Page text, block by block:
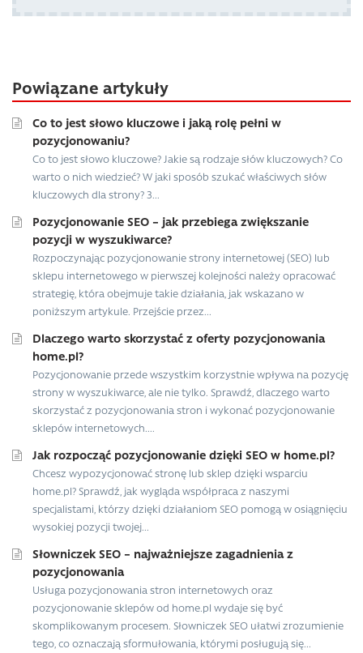
Powiązane artykuły
Co to jest słowo kluczowe i jaką rolę pełni w
pozycjonowaniu?
Co to jest słowo kluczowe? Jakie są rodzaje słów kluczowych? Co
warto o nich wiedzieć? W jaki sposób szukać właściwych słów
kluczowych dla strony? 3...
Pozycjonowanie SEO – jak przebiega zwiększanie
pozycji w wyszukiwarce?
Rozpoczynając pozycjonowanie strony internetowej (SEO) lub
sklepu internetowego w pierwszej kolejności należy opracować
strategię, która obejmuje takie działania, jak wskazano w
poniższym artykule. Przejście przez...
Dlaczego warto skorzystać z oferty pozycjonowania
home.pl?
Pozycjonowanie przede wszystkim korzystnie wpływa na pozycję
strony w wyszukiwarce, ale nie tylko. Sprawdź, dlaczego warto
skorzystać z pozycjonowania stron i wykonać pozycjonowanie
sklepów internetowych....
Jak rozpocząć pozycjonowanie dzięki SEO w home.pl?
Chcesz wypozycjonować stronę lub sklep dzięki wsparciu
home.pl? Sprawdź, jak wygląda współpraca z naszymi
specjalistami, którzy dzięki działaniom SEO pomogą w osiągnięciu
wysokiej pozycji twojej...
Słowniczek SEO – najważniejsze zagadnienia z
pozycjonowania
Usługa pozycjonowania stron internetowych oraz
pozycjonowanie sklepów od home.pl wydaje się być
skomplikowanym procesem. Słowniczek SEO ułatwi zrozumienie
tego, co oznaczają sformułowania, którymi posługują się...